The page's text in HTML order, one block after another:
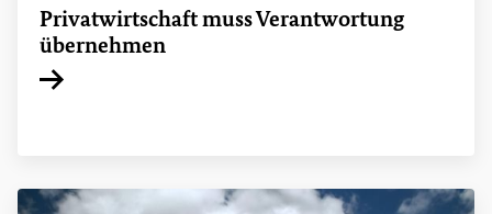
Privatwirtschaft muss Verantwortung
übernehmen